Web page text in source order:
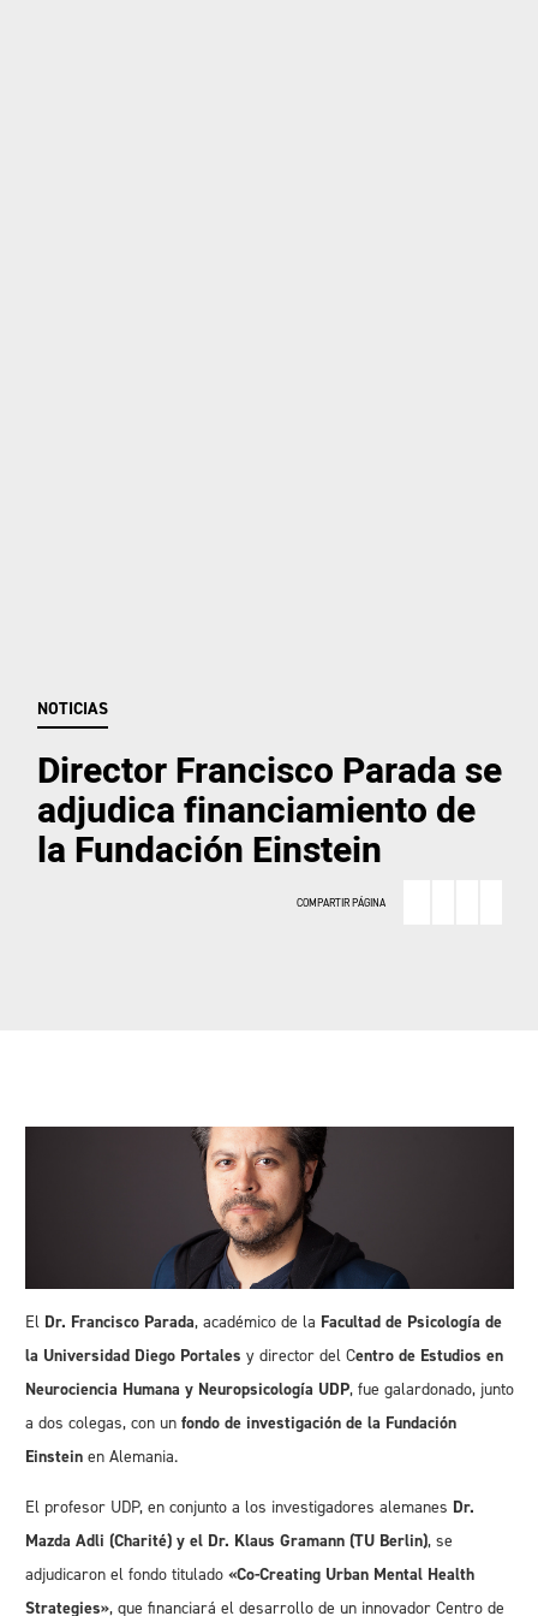
NOTICIAS
Director Francisco Parada se
adjudica financiamiento de
la Fundación Einstein
COMPARTIR PÁGINA
El Dr. Francisco Parada, académico de la Facultad de Psicología de
la Universidad Diego Portales y director del Centro de Estudios en
Neurociencia Humana y Neuropsicología UDP, fue galardonado, junto
a dos colegas, con un fondo de investigación de la Fundación
Einsteinen Alemania.
El profesor UDP, en conjunto a los investigadores alemanes Dr.
Mazda Adli (Charité) y el Dr. Klaus Gramann (TU Berlin), se
adjudicaron el fondo titulado «Co-Creating Urban Mental Health
Strategies», que financiará el desarrollo de un innovador Centro de